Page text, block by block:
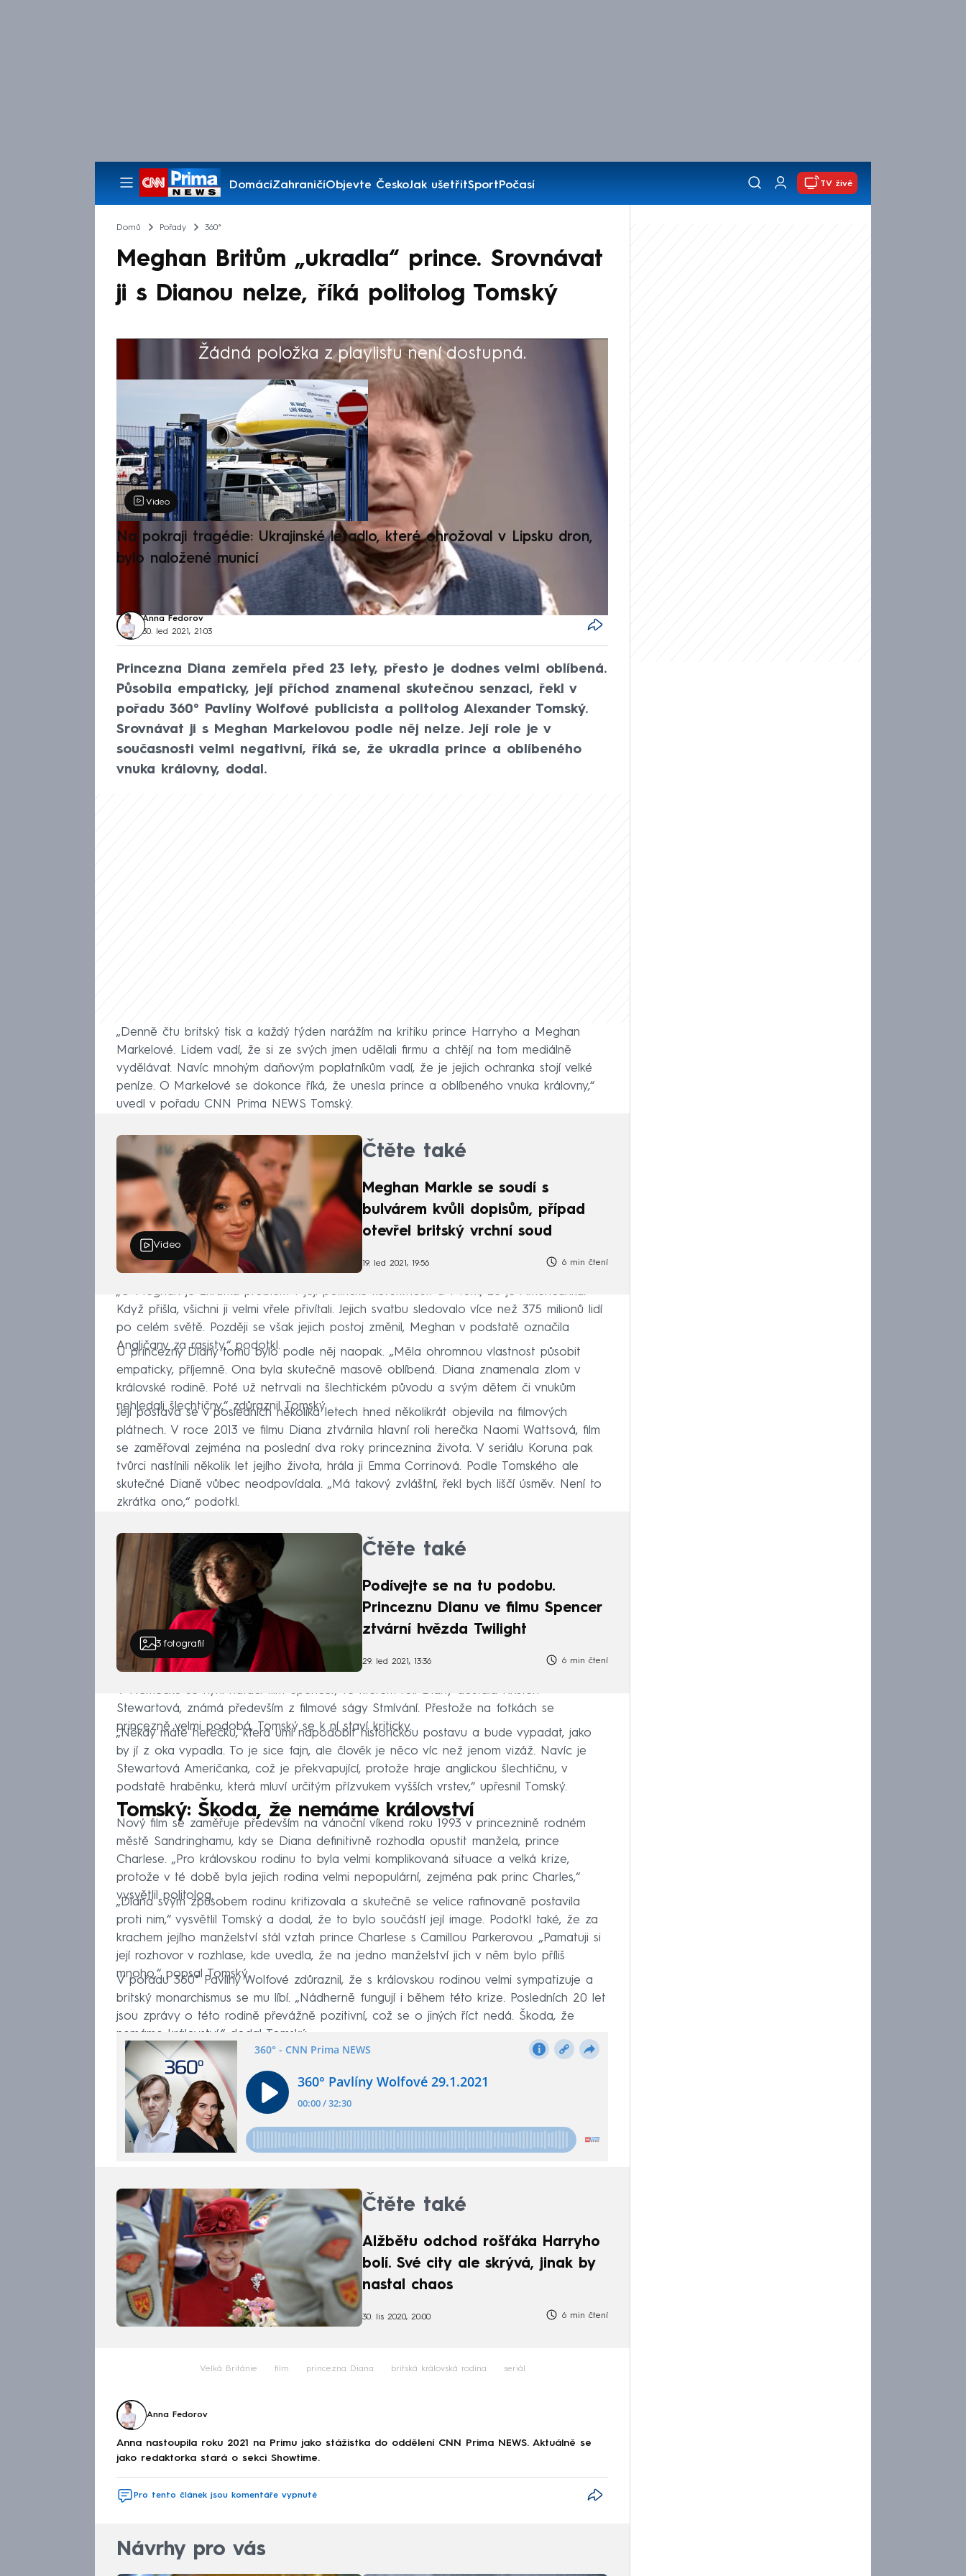
DomácíZahraničíObjevte ČeskoJak ušetřitSportPočasí
Pořady
TV živě
Domů Pořady 360°
Meghan Britům „ukradla“ prince. Srovnávat
ji s Dianou nelze, říká politolog Tomský
Žádná položka z playlistu není dostupná.
Výběr redakce
Video
Na pokraji tragédie: Ukrajinské letadlo, které ohrožoval v Lipsku dron,
bylo naložené municí
Anna Fedorov
30. led 2021, 21:03
Princezna Diana zemřela před 23 lety, přesto je dodnes velmi oblíbená.
Působila empaticky, její příchod znamenal skutečnou senzaci, řekl v
pořadu 360° Pavlíny Wolfové publicista a politolog Alexander Tomský.
Srovnávat ji s Meghan Markelovou podle něj nelze. Její role je v
současnosti velmi negativní, říká se, že ukradla prince a oblíbeného
vnuka královny, dodal.
„Denně čtu britský tisk a každý týden narážím na kritiku prince Harryho a Meghan
Markelové. Lidem vadí, že si ze svých jmen udělali firmu a chtějí na tom mediálně
vydělávat. Navíc mnohým daňovým poplatníkům vadí, že je jejich ochranka stojí velké
peníze. O Markelové se dokonce říká, že unesla prince a oblíbeného vnuka královny,“
uvedl v pořadu CNN Prima NEWS Tomský.
Video
Čtěte také
Meghan Markle se soudí s
bulvárem kvůli dopisům, případ
otevřel britský vrchní soud
19. led 2021, 19:56 6 min čtení
„U Meghan je zkrátka problém v její politické korektnosti a v tom, že je Američanka.
Když přišla, všichni ji velmi vřele přivítali. Jejich svatbu sledovalo více než 375 milionů lidí
po celém světě. Později se však jejich postoj změnil, Meghan v podstatě označila
Angličany za rasisty,“ podotkl.
U princezny Diany tomu bylo podle něj naopak. „Měla ohromnou vlastnost působit
empaticky, příjemně. Ona byla skutečně masově oblíbená. Diana znamenala zlom v
královské rodině. Poté už netrvali na šlechtickém původu a svým dětem či vnukům
nehledali šlechtičny,“ zdůraznil Tomský.
Její postava se v posledních několika letech hned několikrát objevila na filmových
plátnech. V roce 2013 ve filmu Diana ztvárnila hlavní roli herečka Naomi Wattsová, film
se zaměřoval zejména na poslední dva roky princeznina života. V seriálu Koruna pak
tvůrci nastínili několik let jejího života, hrála ji Emma Corrinová. Podle Tomského ale
skutečné Dianě vůbec neodpovídala. „Má takový zvláštní, řekl bych liščí úsměv. Není to
zkrátka ono,“ podotkl.
3 fotografií
Čtěte také
Podívejte se na tu podobu.
Princeznu Dianu ve filmu Spencer
ztvární hvězda Twilight
29. led 2021, 13:36 6 min čtení
V Německu se nyní natáčí film Spencer, ve kterém roli Diany dostala Kristen
Stewartová, známá především z filmové ságy Stmívání. Přestože na fotkách se
princezně velmi podobá, Tomský se k ní staví kriticky.
„Někdy máte herečku, která umí napodobit historickou postavu a bude vypadat, jako
by jí z oka vypadla. To je sice fajn, ale člověk je něco víc než jenom vizáž. Navíc je
Stewartová Američanka, což je překvapující, protože hraje anglickou šlechtičnu, v
podstatě hraběnku, která mluví určitým přízvukem vyšších vrstev,“ upřesnil Tomský.
Tomský: Škoda, že nemáme království
Nový film se zaměřuje především na vánoční víkend roku 1993 v princeznině rodném
městě Sandringhamu, kdy se Diana definitivně rozhodla opustit manžela, prince
Charlese. „Pro královskou rodinu to byla velmi komplikovaná situace a velká krize,
protože v té době byla jejich rodina velmi nepopulární, zejména pak princ Charles,“
vysvětlil politolog.
„Diana svým způsobem rodinu kritizovala a skutečně se velice rafinovaně postavila
proti nim,“ vysvětlil Tomský a dodal, že to bylo součástí její image. Podotkl také, že za
krachem jejího manželství stál vztah prince Charlese s Camillou Parkerovou. „Pamatuji si
její rozhovor v rozhlase, kde uvedla, že na jedno manželství jich v něm bylo příliš
mnoho,“ popsal Tomský.
V pořadu 360° Pavlíny Wolfové zdůraznil, že s královskou rodinou velmi sympatizuje a
britský monarchismus se mu líbí. „Nádherně fungují i během této krize. Posledních 20 let
jsou zprávy o této rodině převážně pozitivní, což se o jiných říct nedá. Škoda, že
nemáme království,“ dodal Tomský.
Čtěte také
Alžbětu odchod rošťáka Harryho
bolí. Své city ale skrývá, jinak by
nastal chaos
30. lis 2020, 20:00 6 min čtení
Velká Británie film princezna Diana britská královská rodina seriál
Anna Fedorov
Anna nastoupila roku 2021 na Primu jako stážistka do oddělení CNN Prima NEWS. Aktuálně se
jako redaktorka stará o sekci Showtime.
Pro tento článek jsou komentáře vypnuté
Návrhy pro vás